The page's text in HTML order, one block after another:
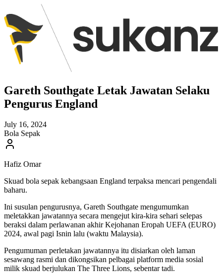
Gareth Southgate Letak Jawatan Selaku
Pengurus England
July 16, 2024
Bola Sepak
Hafiz Omar
Skuad bola sepak kebangsaan England terpaksa mencari pengendali
baharu.
Ini susulan pengurusnya, Gareth Southgate mengumumkan
meletakkan jawatannya secara mengejut kira-kira sehari selepas
beraksi dalam perlawanan akhir Kejohanan Eropah UEFA (EURO)
2024, awal pagi Isnin lalu (waktu Malaysia).
Pengumuman perletakan jawatannya itu disiarkan oleh laman
sesawang rasmi dan dikongsikan pelbagai platform media sosial
milik skuad berjulukan The Three Lions, sebentar tadi.